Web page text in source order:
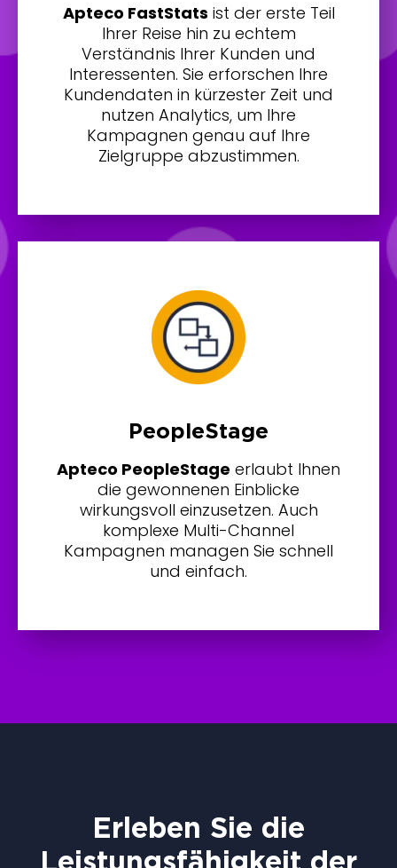
Apteco FastStats ist der erste Teil
Ihrer Reise hin zu echtem
Verständnis Ihrer Kunden und
Interessenten. Sie erforschen Ihre
Kundendaten in kürzester Zeit und
nutzen Analytics, um Ihre
Kampagnen genau auf Ihre
Zielgruppe abzustimmen.
PeopleStage
Apteco PeopleStage erlaubt Ihnen
die gewonnenen Einblicke
wirkungsvoll einzusetzen. Auch
komplexe Multi-Channel
Kampagnen managen Sie schnell
und einfach.
Erleben Sie die